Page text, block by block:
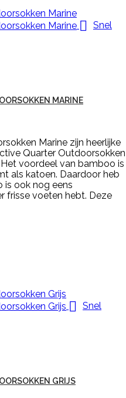

Snel
MARINE
Marine zijn heerlijke
Quarter Outdoorsokken
voordeel van bamboo is
als katoen. Daardoor heb
is ook nog eens
frisse voeten hebt. Deze
 Snel
GRIJS